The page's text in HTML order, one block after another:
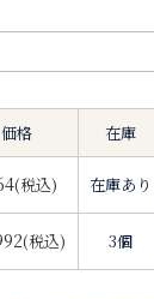
価格 在庫
(税込) 在庫あり
(税込) 3個